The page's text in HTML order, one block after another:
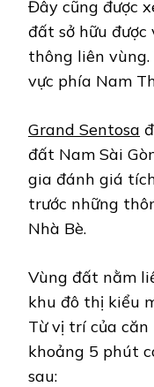
Đây cũng được
đất sở hữu
thông liên
vực phía Nam
Grand Sentosa
đất Nam Sài
gia đánh giá
trước những
Nhà Bè.
Vùng đất nằm
khu đô thị kiểu
Từ vị trí của căn
khoảng 5 phút
sau: